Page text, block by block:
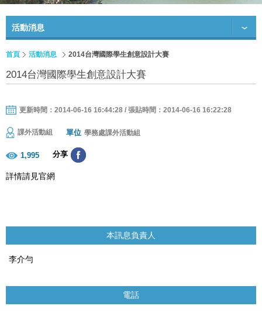
活動消息
首頁 活動消息 2014台灣國際學生創意設計大賽
2014台灣國際學生創意設計大賽
更新時間：2014-06-16 16:44:28 / 張貼時間：2014-06-16 16:22:28
課外活動組 單位 學務處課外活動組
1,995 分享
詳情請見官網
本訊息負責人
李介勻
電話